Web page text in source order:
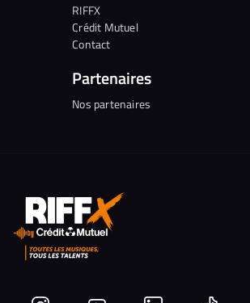
RIFFX
Crédit Mutuel
Contact
Partenaires
Nos partenaires